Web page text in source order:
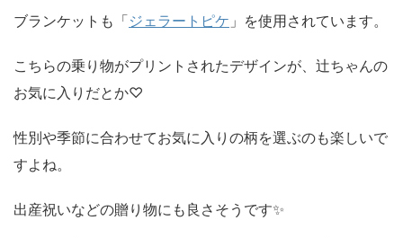
ブランケットも「ジェラートピケ 」を使用されています。
こちらの乗り物がプリントされたデザインが、辻ちゃんの
お気に入りだとか♡
性別や季節に合わせてお気に入りの柄を選ぶのも楽しいで
すよね。
出産祝いなどの贈り物にも良さそうです✨